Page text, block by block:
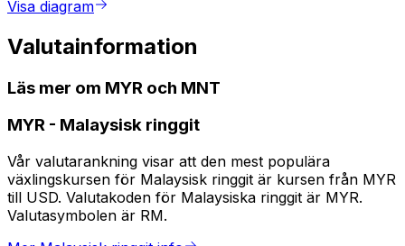
Visa diagram
Valutainformation
Läs mer om MYR och MNT
MYR - Malaysisk ringgit
Vår valutarankning visar att den mest populära
växlingskursen för Malaysisk ringgit är kursen från MYR
till USD. Valutakoden för Malaysiska ringgit är MYR.
Valutasymbolen är RM.